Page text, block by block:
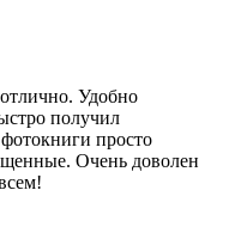
Удобно
получил
просто
Очень доволен